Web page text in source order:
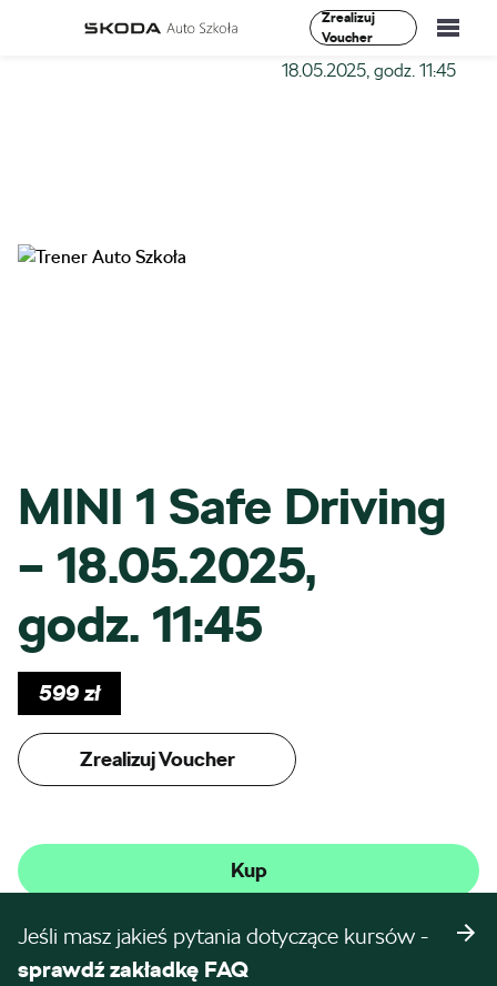
Zrealizuj
Voucher
MINI 1 Safe Driving –
18.05.2025, godz. 11:45
MINI 1 Safe Driving
– 18.05.2025,
godz. 11:45
599zł
Zrealizuj Voucher
Kup
Jeśli masz jakieś pytania dotyczące kursów -
sprawdź zakładkę FAQ